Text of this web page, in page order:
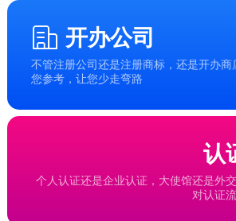
开办公司
不管注册公司还是注册商标，还是开办
您参考，让您少走弯路
认
个人认证还是企业认证，大使馆还是外
对认证